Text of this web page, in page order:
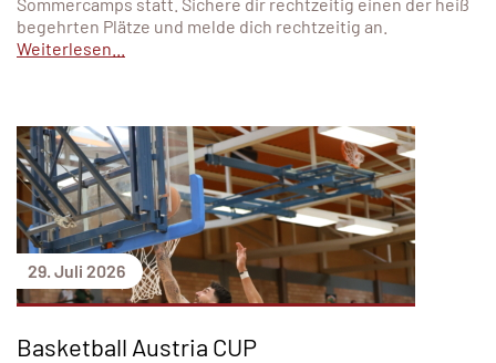
Sommercamps statt. Sichere dir rechtzeitig einen der heiß
begehrten Plätze und melde dich rechtzeitig an.
Weiterlesen...
29. Juli 2026
Basketball Austria CUP